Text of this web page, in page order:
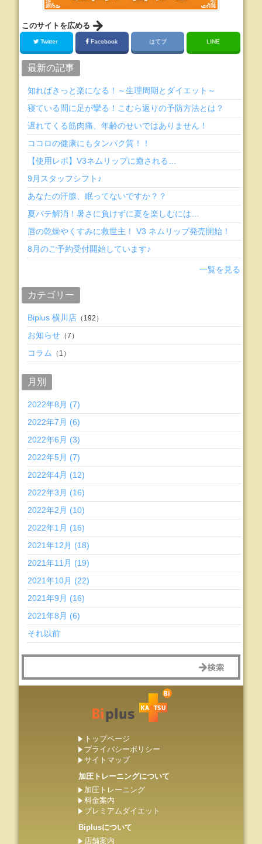
このサイトを広める
Twitter Facebook はてブ LINE
最新の記事
知ればきっと楽になる！～生理周期とダイエット～
寝ている間に足が攣る！こむら返りの予防方法とは？
遅れてくる筋肉痛、年齢のせいではありません！
ココロの健康にもタンパク質！！
【使用レポ】V3ネムリップに癒される…
9月スタッフシフト♪
あなたの汗腺、眠ってないですか？？
夏バテ解消！暑さに負けずに夏を楽しむには…
唇の乾燥やくすみに救世主！ V3 ネムリップ発売開始！
8月のご予約受付開始しています♪
一覧を見る
カテゴリー
Biplus 横川店 （192）
お知らせ （7）
コラム （1）
月別
2022年8月 (7)
2022年7月 (6)
2022年6月 (3)
2022年5月 (7)
2022年4月 (12)
2022年3月 (16)
2022年2月 (10)
2022年1月 (16)
2021年12月 (18)
2021年11月 (19)
2021年10月 (22)
2021年9月 (16)
2021年8月 (6)
それ以前
トップページ
プライバシーポリシー
サイトマップ
加圧トレーニングについて
加圧トレーニング
料金案内
プレミアムダイエット
Biplusについて
店舗案内